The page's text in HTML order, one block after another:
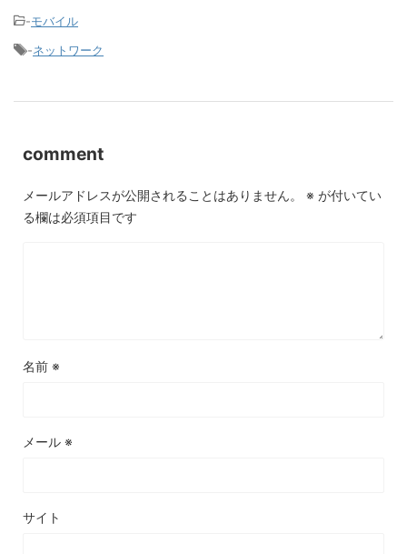
-モバイル
-ネットワーク
comment
メールアドレスが公開されることはありません。 ※ が付いてい
る欄は必須項目です
名前 ※
メール ※
サイト